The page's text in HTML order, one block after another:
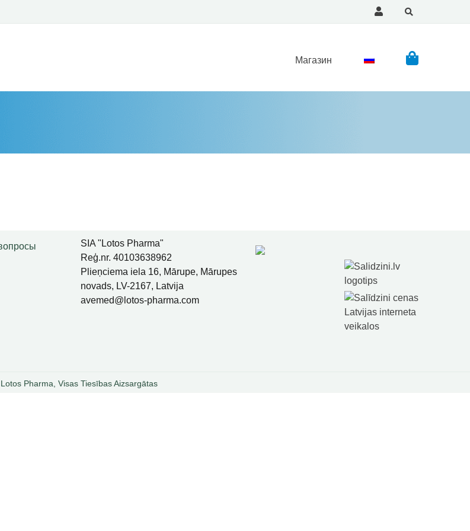
Магазин
SIA "Lotos Pharma"
Reģ.nr. 40103638962
Plieņciema iela 16, Mārupe, Mārupes
novads, LV-2167, Latvija
avemed@lotos-pharma.com
Pharma, Visas Tiesības Aizsargātas